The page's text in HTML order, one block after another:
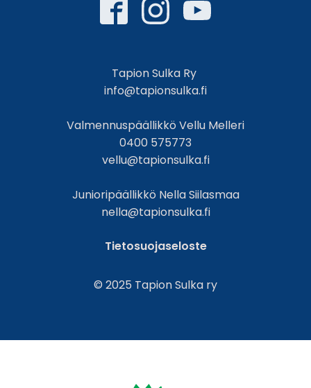
Tapion Sulka Ry
info@tapionsulka.fi
Valmennuspäällikkö Vellu Melleri
0400 575773
vellu@tapionsulka.fi
Junioripäällikkö Nella Siilasmaa
nella@tapionsulka.fi
Tietosuojaseloste
© 2025 Tapion Sulka ry